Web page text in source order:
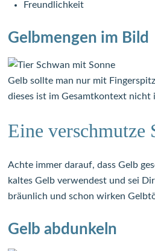
Freundlichkeit
Gelbmengen im Bild
Gelb sollte man nur mit
dieses ist im Gesamtkontext
Eine verschmutze
Achte immer darauf, dass Gelb
kaltes Gelb verwendest und sei
bräunlich und schon wirken
Gelb abdunkeln